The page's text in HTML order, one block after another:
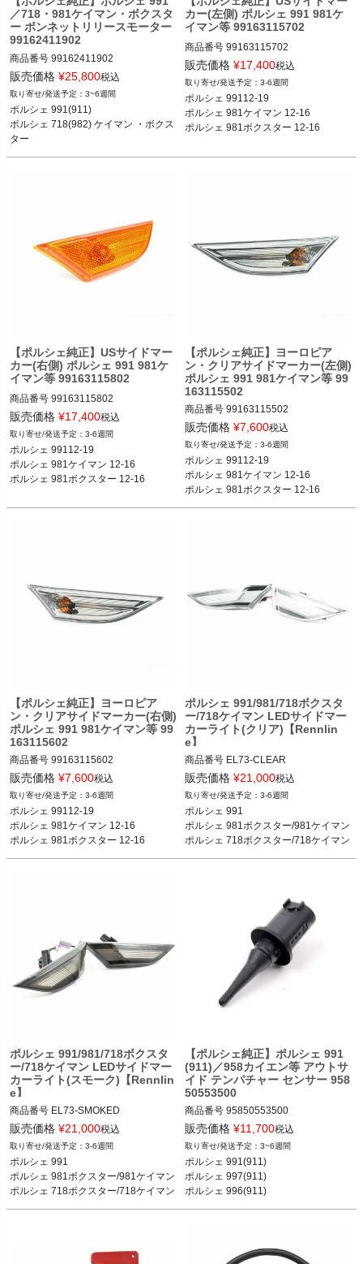
／718・981ケイマン・ボクスタ
ー ボンネットリリースモーター
99162411902
商品番号 99162411902
ポルシェ 991(911) カレラ／カレラS／
カレラ4／カレラ4S／ターボ／ターボ
S／GT3／GT3 RS／GT2 RS 12-19
ポルシェ 718(982) ケイマン ケイマン
／ケイマンS／ケイマンGTS／ケイマ
ポルシェ 981ケイマン ケイマン／ケイ
マンS／GT4 12-16
ポルシェ 981ボクスター ボクスター／
ボクスターS 12-16
販売価格 ¥25,800税込
3~6週間
ポルシェ 991(911)
ポルシェ 718(982) ケイマン ・ボクス
ター
カー(左側) ポルシェ 991 981ケ
イマン等 99163115702
商品番号 99163115702
99163115702
ポルシェ 99112-19
ポルシェ 981ケイマン 12-16
ポルシェ 981ボクスター 12-16
販売価格 ¥17,400税込
3-6週間
ポルシェ 99112-19
ポルシェ 981ケイマン 12-16
ポルシェ 981ボクスター 12-16
【ポルシェ純正】USサイドマー
カー(右側) ポルシェ 991 981ケ
イマン等 99163115802
商品番号 99163115802
99163115802
ポルシェ 99112-19
ポルシェ 981ケイマン 12-16
ポルシェ 981ボクスター 12-16
販売価格 ¥17,400税込
3-6週間
ポルシェ 99112-19
ポルシェ 981ケイマン 12-16
ポルシェ 981ボクスター 12-16
【ポルシェ純正】ヨーロピア
ン・クリアサイドマーカー(左側)
ポルシェ 991 981ケイマン等 99
163115502
商品番号 99163115502
99163115502
ポルシェ 99112-19
ポルシェ 981ケイマン 12-16
ポルシェ 981ボクスター 12-16
販売価格 ¥7,600税込
3-6週間
ポルシェ 99112-19
ポルシェ 981ケイマン 12-16
ポルシェ 981ボクスター 12-16
【ポルシェ純正】ヨーロピア
ン・クリアサイドマーカー(右側)
ポルシェ 991 981ケイマン等 99
163115602
商品番号 99163115602
99163115602
ポルシェ 99112-19
ポルシェ 981ケイマン 12-16
ポルシェ 981ボクスター 12-16
販売価格 ¥7,600税込
3-6週間
ポルシェ 99112-19
ポルシェ 981ケイマン 12-16
ポルシェ 981ボクスター 12-16
ポルシェ 991/981/718ボクスタ
ー/718ケイマン LEDサイドマー
カーライト(クリア)【Rennlin
e】
商品番号 EL73-CLEAR
EL73_CLEAR
12REN"EL73 CLEAR"
Style: (Required)
Clear
ポルシェ 991 11-19
ポルシェ 718ボクスター/718ケイマン
販売価格 ¥21,000税込
3-6週間
ポルシェ 991
ポルシェ 981ボクスター/981ケイマン
ポルシェ 718ボクスター/718ケイマン
ポルシェ 991/981/718ボクスタ
ー/718ケイマン LEDサイドマー
カーライト(スモーク)【Rennlin
e】
商品番号 EL73-SMOKED
EL73_SMOKED
12REN"EL73 SMOKED"
Style: (Required)
Smoked
ポルシェ 991 11-19
ポルシェ 718ボクスター/718ケイマン
販売価格 ¥21,000税込
3-6週間
ポルシェ 991
ポルシェ 981ボクスター/981ケイマン
ポルシェ 718ボクスター/718ケイマン
【ポルシェ純正】ポルシェ 991
(911)／958カイエン等 アウトサ
イド テンパチャー センサー 958
50553500
商品番号 95850553500
ポルシェ 991(911) カレラ／カレラS／
カレラ4／カレラ4S／ターボ／ターボ
S／GT3／GT3 RS 11-18
ポルシェ 997(911) カレラ／カレラS／
カレラGTS／カレラ4／カレラ4S／カ
レラ4GTS／ターボ／ターボS／GT2／
ブリオレ／カレラ4／カレラ4 カブリ
販売価格 ¥11,700税込
3~6週間
ポルシェ 991(911)
ポルシェ 997(911)
ポルシェ 996(911)